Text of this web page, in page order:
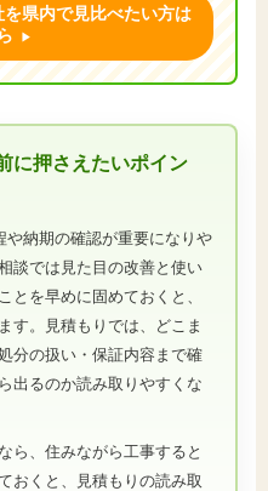
県内で見比べたい方は
に押さえたいポイン
納期の確認が重要になりや
談では見た目の改善と使い
とを早めに固めておくと、
す。見積もりでは、どこま
分の扱い・保証内容まで確
出るのか読み取りやすくな
ら、住みながら工事すると
おくと、見積もりの読み取